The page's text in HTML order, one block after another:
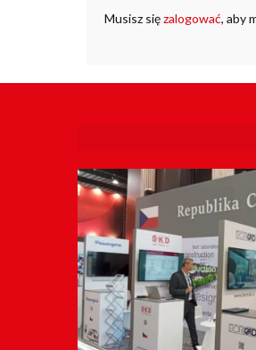
Musisz sięzalogować, aby